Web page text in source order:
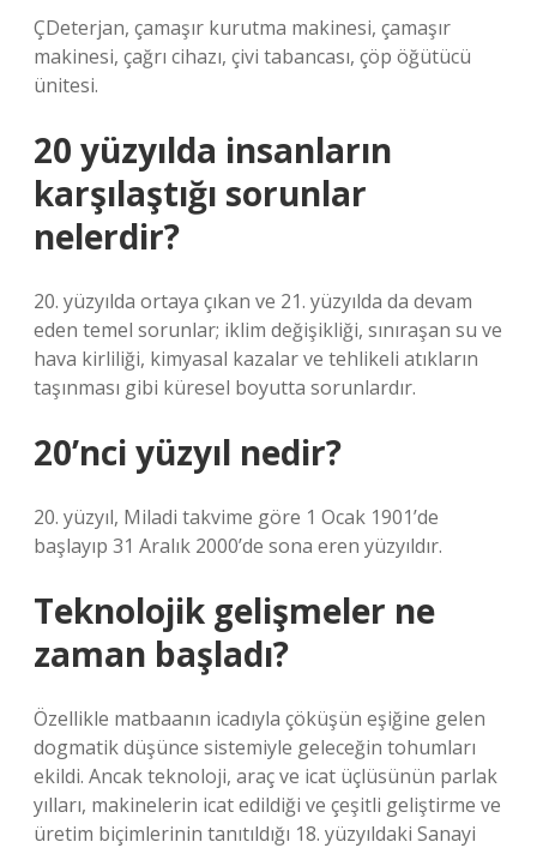
ÇDeterjan, çamaşır kurutma makinesi, çamaşır
makinesi, çağrı cihazı, çivi tabancası, çöp öğütücü
ünitesi.
20 yüzyılda insanların
karşılaştığı sorunlar
nelerdir?
20. yüzyılda ortaya çıkan ve 21. yüzyılda da devam
eden temel sorunlar; iklim değişikliği, sınıraşan su ve
hava kirliliği, kimyasal kazalar ve tehlikeli atıkların
taşınması gibi küresel boyutta sorunlardır.
20’nci yüzyıl nedir?
20. yüzyıl, Miladi takvime göre 1 Ocak 1901’de
başlayıp 31 Aralık 2000’de sona eren yüzyıldır.
Teknolojik gelişmeler ne
zaman başladı?
Özellikle matbaanın icadıyla çöküşün eşiğine gelen
dogmatik düşünce sistemiyle geleceğin tohumları
ekildi. Ancak teknoloji, araç ve icat üçlüsünün parlak
yılları, makinelerin icat edildiği ve çeşitli geliştirme ve
üretim biçimlerinin tanıtıldığı 18. yüzyıldaki Sanayi